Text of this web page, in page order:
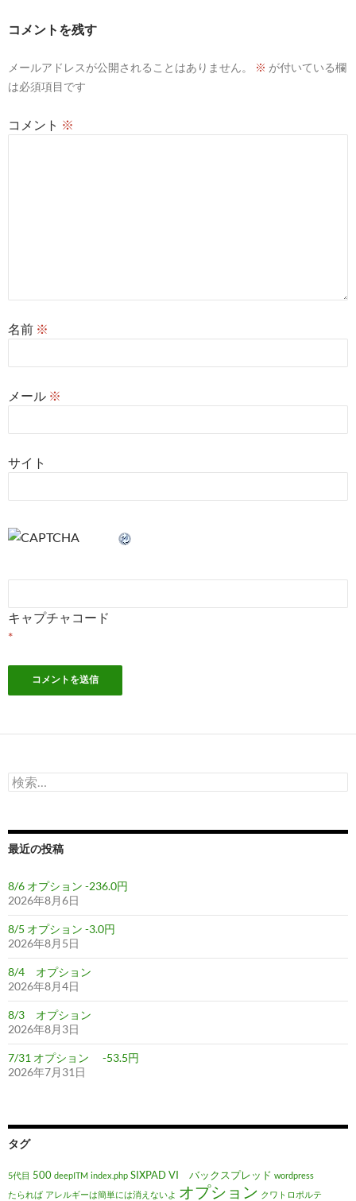
ョ
コメントを残す
メールアドレスが公開されることはありません。 ※ が付いている欄
は必須項目です
コメント ※
名前 ※
メール ※
サイト
キャプチャコード
*
検
索:
最近の投稿
8/6 オプション -236.0円
2026年8月6日
8/5 オプション -3.0円
2026年8月5日
8/4 オプション
2026年8月4日
8/3 オプション
2026年8月3日
7/31 オプション -53.5円
2026年7月31日
タグ
5代目 500 deepITM index.php SIXPADVI バックスプレッド wordpress
たられば アレルギーは簡単には消えないよ オプション クワトロポルテ